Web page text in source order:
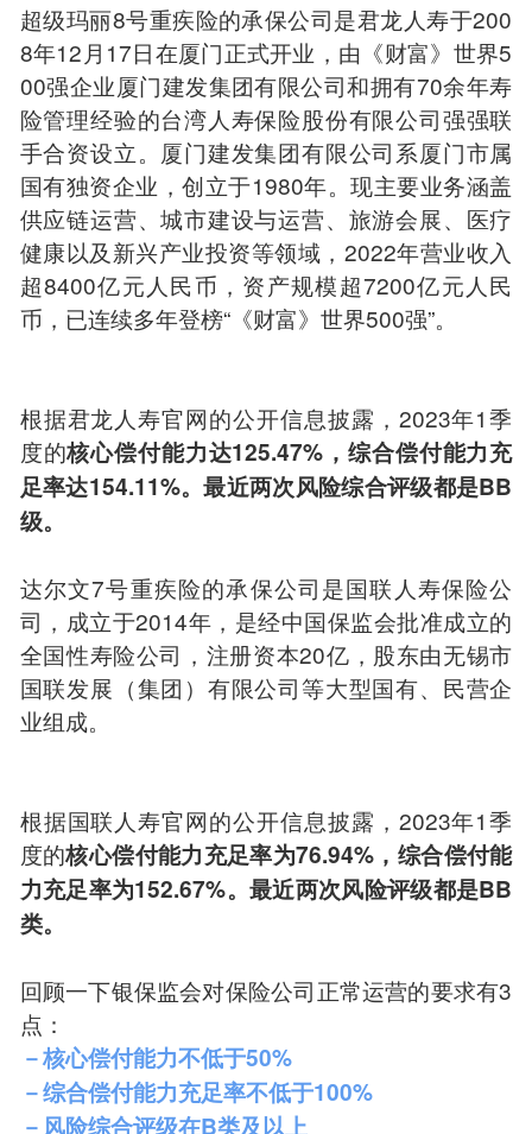
超级玛丽8号重疾险的承保公司是君龙人寿于200
8年12月17日在厦门正式开业，由《财富》世界5
00强企业厦门建发集团有限公司和拥有70余年寿
险管理经验的台湾人寿保险股份有限公司强强联
手合资设立。厦门建发集团有限公司系厦门市属
国有独资企业，创立于1980年。现主要业务涵盖
供应链运营、城市建设与运营、旅游会展、医疗
健康以及新兴产业投资等领域，2022年营业收入
超8400亿元人民币，资产规模超7200亿元人民
币，已连续多年登榜“《财富》世界500强”。
根据君龙人寿官网的公开信息披露，2023年1季
度的核心偿付能力达125.47%，综合偿付能力充
足率达154.11%。最近两次风险综合评级都是BB
级。
达尔文7号重疾险的承保公司是国联人寿保险公
司，成立于2014年，是经中国保监会批准成立的
全国性寿险公司，注册资本20亿，股东由无锡市
国联发展（集团）有限公司等大型国有、民营企
业组成。
根据国联人寿官网的公开信息披露，2023年1季
度的核心偿付能力充足率为76.94%，综合偿付能
力充足率为152.67%。最近两次风险评级都是BB
类。
回顾一下银保监会对保险公司正常运营的要求有3
点：
－核心偿付能力不低于50%
－综合偿付能力充足率不低于100%
－风险综合评级在B类及以上